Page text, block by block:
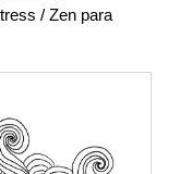
/ Zen para